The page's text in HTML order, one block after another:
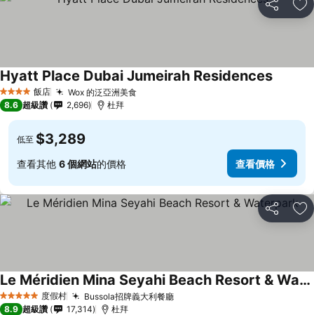
分享 加
4 星級 飯店 Wox 的泛亞洲美食查看價格
Hyatt Place Dubai Jumeirah Residences查看價
8.6 超級讚 2,696 杜拜
低至 $3,289
查看其他 6 個網站的價格 查看價格
分享 加
5 星級 度假村 Bussola招牌義大利餐廳查看價格
Le Méridien Mina Seyahi Beach Resort & Waterpark
查看價格
8.9 超級讚 17,314 杜拜